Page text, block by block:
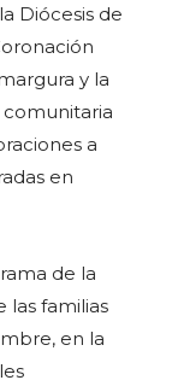
Diócesis de
y la
comunitaria
a
en
de la
las familias
en la